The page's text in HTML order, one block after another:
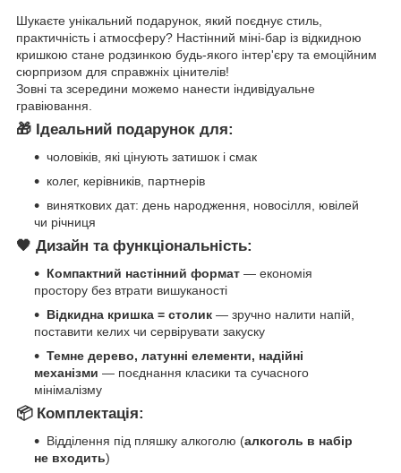
Шукаєте унікальний подарунок, який поєднує стиль,
практичність і атмосферу? Настінний міні‑бар із відкидною
кришкою стане родзинкою будь-якого інтер'єру та емоційним
сюрпризом для справжніх цінителів!
Зовні та зсередини можемо нанести індивідуальне
гравіювання.
🎁 Ідеальний подарунок для:
чоловіків, які цінують затишок і смак
колег, керівників, партнерів
виняткових дат: день народження, новосілля, ювілей
чи річниця
🖤 Дизайн та функціональність:
Компактний настінний формат — економія
простору без втрати вишуканості
Відкидна кришка = столик — зручно налити напій,
поставити келих чи сервірувати закуску
Темне дерево, латунні елементи, надійні
механізми — поєднання класики та сучасного
мінімалізму
📦 Комплектація:
Відділення під пляшку алкоголю (алкоголь в набір
не входить)